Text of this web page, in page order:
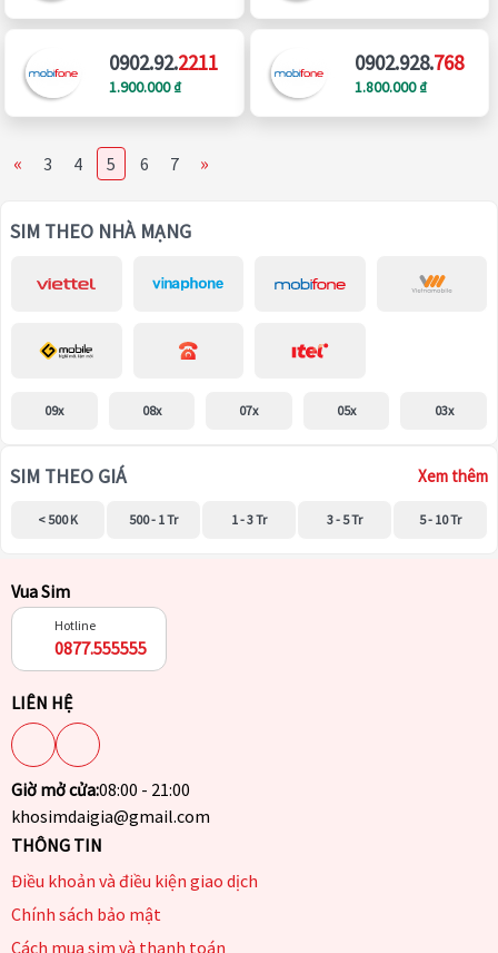
0902.92.2211
1.900.000 ₫
0902.928.768
1.800.000 ₫
« 3 4 5 6 7 »
SIM THEO NHÀ MẠNG
09x 08x 07x 05x 03x
SIM THEO GIÁ Xem thêm
< 500 K 500 - 1 Tr 1 - 3 Tr 3 - 5 Tr 5 - 10 Tr
Vua Sim
Hotline
0877.555555
LIÊN HỆ
Giờ mở cửa:08:00 - 21:00
khosimdaigia@gmail.com
THÔNG TIN
Điều khoản và điều kiện giao dịch
Chính sách bảo mật
Cách mua sim và thanh toán